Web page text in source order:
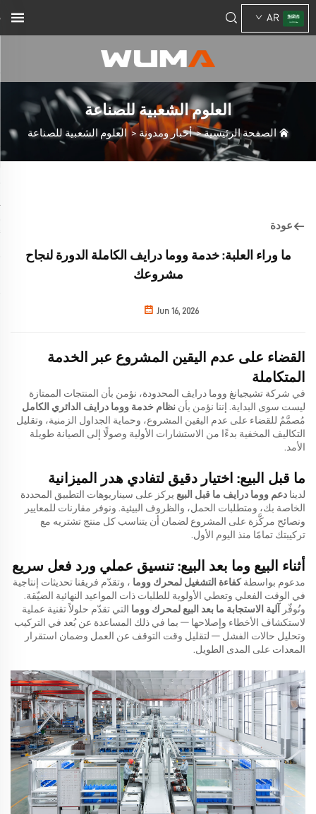
AR
العلوم الشعبية للصناعة
الصفحة الرئيسية>أخبار ومدونة >العلوم الشعبية للصناعة
عودة
ما وراء العلبة: خدمة ووما درايف الكاملة الدورة لنجاح
مشروعك
Jun 16, 2026
القضاء على عدم اليقين المشروع عبر الخدمة
المتكاملة
في شركة تشيجيانغ ووما درايف المحدودة، نؤمن بأن المنتجات الممتازة
ليست سوى البداية. إننا نؤمن بأن نظام خدمة ووما درايف الدائري الكامل
مُصمَّمٌ للقضاء على عدم اليقين المشروع، وحماية الجداول الزمنية، وتقليل
التكاليف المخفية بدءًا من الاستشارات الأولية وصولًا إلى الصيانة طويلة
الأمد.
ما قبل البيع: اختيار دقيق لتفادي هدر الميزانية
لدينا دعم ووما درايف ما قبل البيع يركز على سيناريوهات التطبيق المحددة
الخاصة بك، ومتطلبات الحمل، والظروف البيئية. ونوفر مقارنات للمعايير
ونصائح مركَّزة على المشروع لضمان أن يتناسب كل منتج تشتريه مع
تركيبتك تمامًا منذ اليوم الأول.
أثناء البيع وما بعد البيع: تنسيق عملي ورد فعل سريع
مدعوم بواسطة كفاءة التشغيل لمحرك ووما ، وتقدّم فريقنا تحديثات إنتاجية
في الوقت الفعلي وتعطي الأولوية للطلبات ذات المواعيد النهائية الضيّقة.
ونُوفّر
آلية الاستجابة ما بعد البيع لمحرك ووما
التي تقدّم حلولاً تقنية عملية
لاستكشاف الأخطاء وإصلاحها — بما في ذلك المساعدة عن بُعد في التركيب
وتحليل حالات الفشل — لتقليل وقت التوقف عن العمل وضمان استقرار
المعدات على المدى الطويل.